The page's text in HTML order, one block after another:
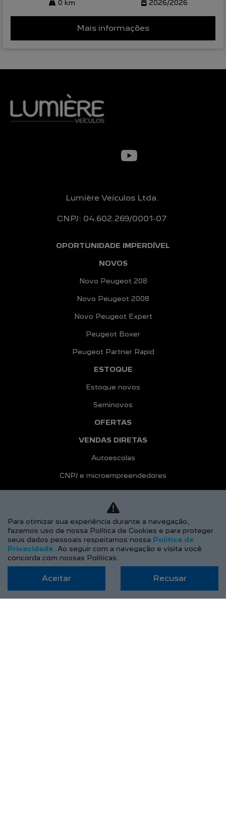
0 km 2026/2026
Mais informações
Lumière Veículos Ltda.
CNPJ: 04.602.269/0001-07
OPORTUNIDADE IMPERDÍVEL
NOVOS
Novo Peugeot 208
Novo Peugeot 2008
Novo Peugeot Expert
Peugeot Boxer
Peugeot Partner Rapid
ESTOQUE
Estoque novos
Seminovos
OFERTAS
VENDAS DIRETAS
Autoescolas
CNPJ e microempreendedores
Locadoras
Produtor rural
Taxistas
PÓS-VENDAS
Para otimizar sua experiência durante a navegação,
fazemos uso de nossa Política de Cookies e para proteger
seus dados pessoais respeitamos nossa Política de
Privacidade . Ao seguir com a navegação e visita você
concorda com nossas Políticas.
Aceitar Recusar